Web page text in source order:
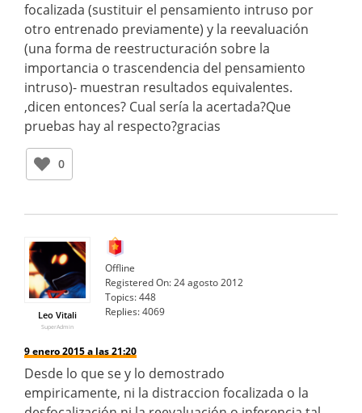
focalizada (sustituir el pensamiento intruso por
otro entrenado previamente) y la reevaluación
(una forma de reestructuración sobre la
importancia o trascendencia del pensamiento
intruso)- muestran resultados equivalentes.
,dicen entonces? Cual sería la acertada?Que
pruebas hay al respecto?gracias
0
Leo Vitali
SuperAdmin
Offline
Registered On:24 agosto 2012
Topics:448
Replies:4069
9 enero 2015 a las 21:20
Desde lo que se y lo demostrado
empiricamente, ni la distraccion focalizada o la